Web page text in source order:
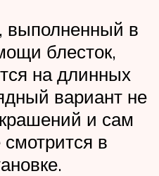
выполненный в
блесток,
на длинных
вариант не
и сам
в